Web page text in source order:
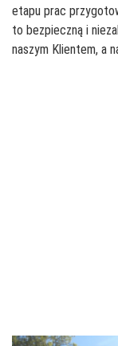
etapu prac
to bezpieczną i
naszym Klientem, a